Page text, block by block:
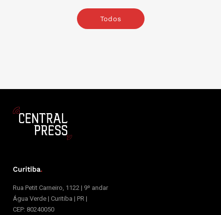
Todos
Curitiba.
Rua Petit Carneiro, 1122 | 9º andar
Água Verde | Curitiba | PR |
CEP: 80240050